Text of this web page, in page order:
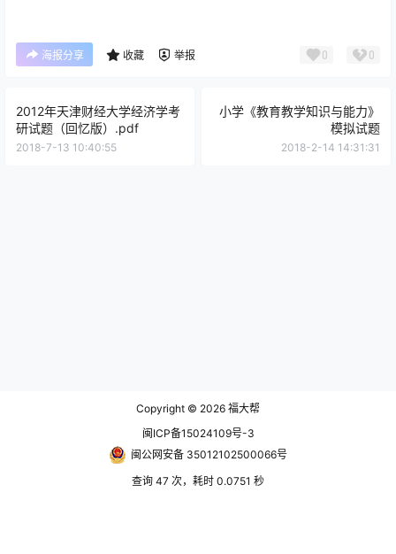
海报分享 收藏 举报 0 0
2012年天津财经大学经济学考
研试题（回忆版）.pdf
2018-7-13 10:40:55
小学《教育教学知识与能力》
模拟试题
2018-2-14 14:31:31
Copyright © 2026 福大帮
闽ICP备15024109号-3
闽公网安备 35012102500066号
查询 47 次，耗时 0.0751 秒